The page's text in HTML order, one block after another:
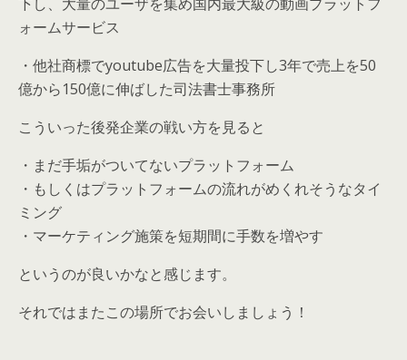
ォームサービス
・他社商標でyoutube広告を大量投下し3年で売上を50
億から150億に伸ばした司法書士事務所
こういった後発企業の戦い方を見ると
・まだ手垢がついてないプラットフォーム
・もしくはプラットフォームの流れがめくれそうなタイ
ミング
・マーケティング施策を短期間に手数を増やす
というのが良いかなと感じます。
それではまたこの場所でお会いしましょう！